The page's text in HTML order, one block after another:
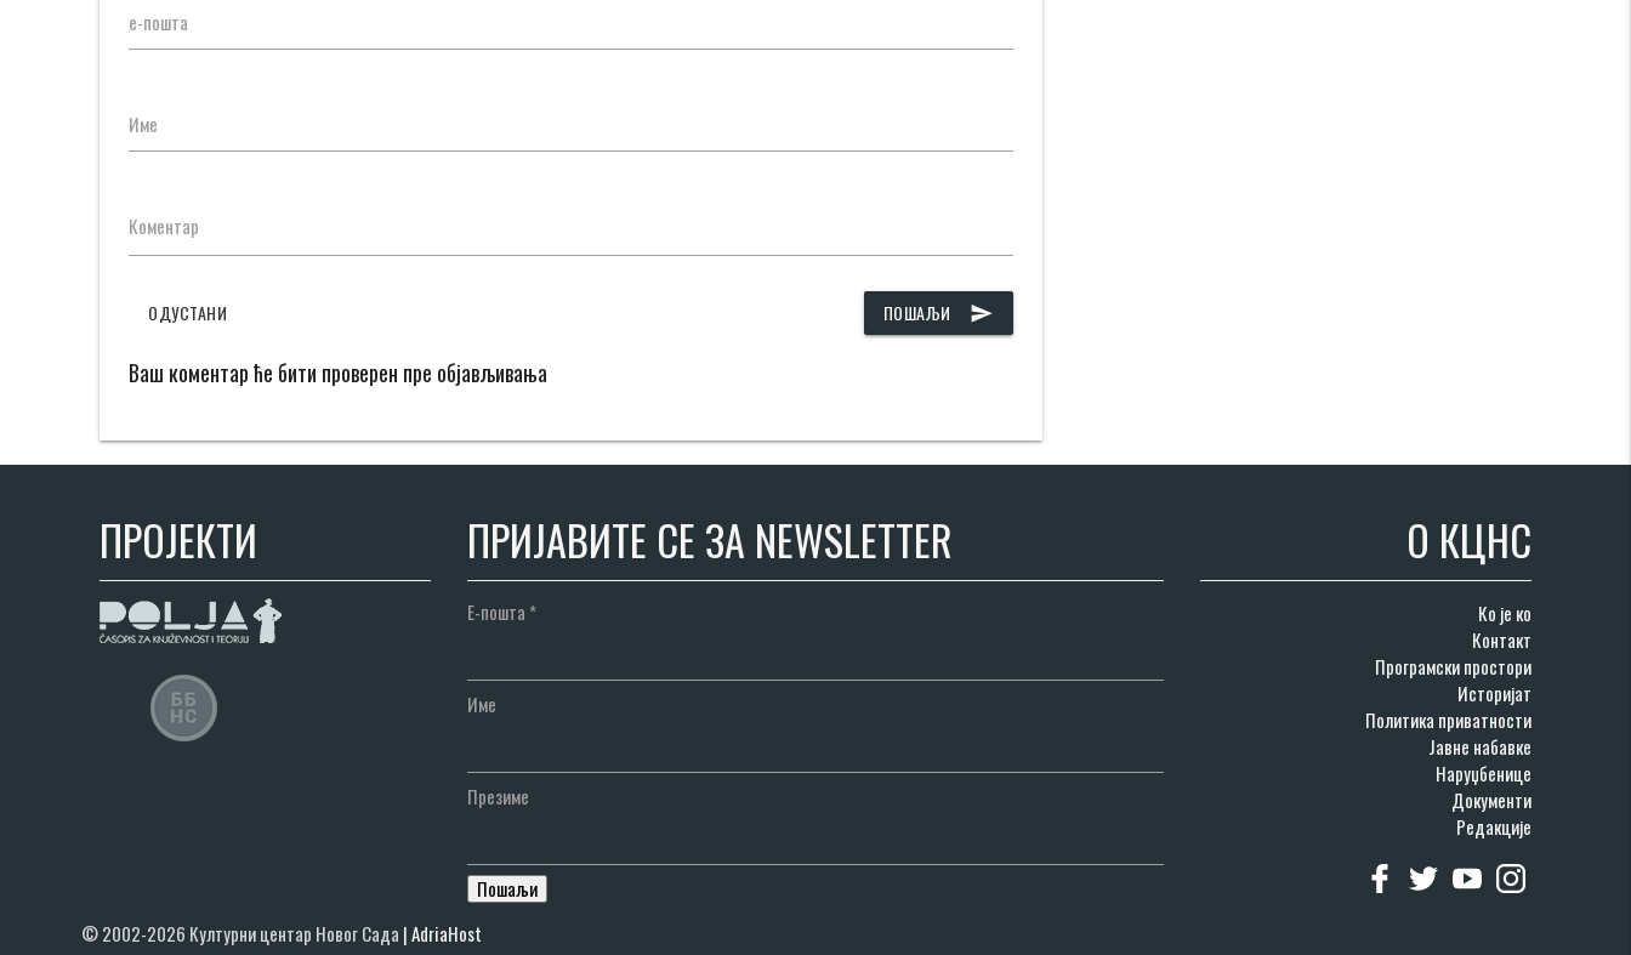
е-пошта
Име
Коментар
ПОШАЉИ send
ОДУСТАНИ
Ваш коментар ће бити проверен пре објављивања
ПРОЈЕКТИ ПРИЈАВИТЕ СЕ ЗА NEWSLETTER
Е-пошта *
Име
Презиме
О КЦНС
Ко је ко
Контакт
Програмски простори
Историјат
Политика приватности
Јавне набавке
Наруџбенице
Документи
Редакције
© 2002-2026 Културни центар Новог Сада |AdriaHost